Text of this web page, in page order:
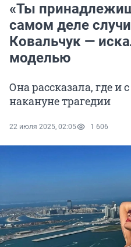
«Ты
самом деле
Ковальчук —
моделью
Она рассказала, где и
накануне трагедии
22 июля 2025, 02:05 1 606